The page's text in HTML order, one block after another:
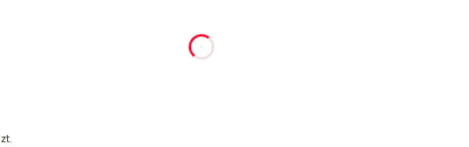
godziny